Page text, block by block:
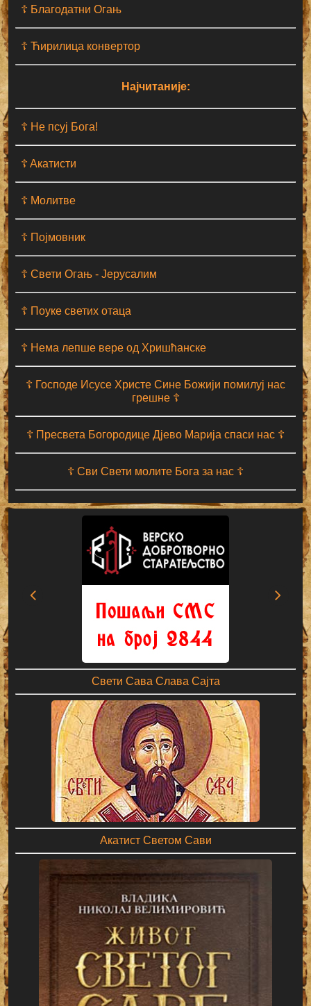
☦ Благодатни Огањ
☦ Ћирилица конвертор
Најчитаније:
☦ Не псуј Бога!
☦ Aкатисти
☦ Молитве
☦ Појмовник
☦ Свети Огањ - Јерусалим
☦ Поуке светих отаца
☦ Нема лепше вере од Хришћанске
☦ Господе Исусе Христе Сине Божији помилуј нас
грешне ☦
☦ Пресвета Богородице Дјево Марија спаси нас ☦
☦ Сви Свети молите Бога за нас ☦
Свети Сава Слава Сајта
Акатист Светом Сави